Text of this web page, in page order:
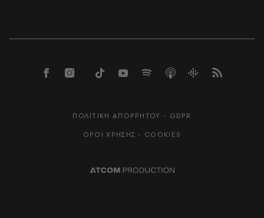
ΠΟΛΙΤΙΚΗ ΑΠΟΡΡΗΤΟΥ - GDPR
ΟΡΟΙ ΧΡΗΣΗΣ - COOKIES